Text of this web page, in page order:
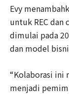
Evy
untuk REC
dimulai pada
dan model
“Kolaborasi ini
menjadi